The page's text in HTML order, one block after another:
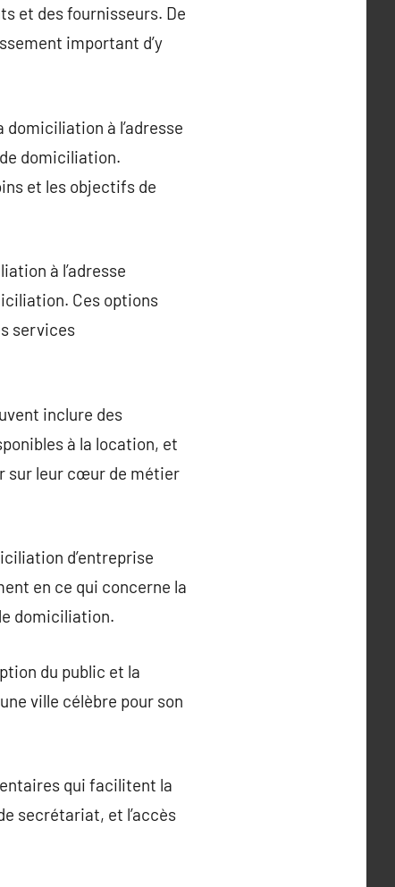
et des fournisseurs. De
important d’y
à l’adresse
domiciliation.
et les objectifs de
à l’adresse
Ces options
services
inclure des
à la location, et
sur leur cœur de métier
d’entreprise
en ce qui concerne la
domiciliation.
du public et la
ville célèbre pour son
qui facilitent la
secrétariat, et l’accès